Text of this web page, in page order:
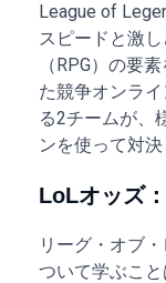
League of
スピードと激
（RPG）の要
た競争オンラ
る2チームが、
ンを使って対決
LoLオッズ
リーグ・オブ
ついて学ぶこと